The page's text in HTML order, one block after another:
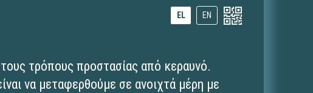
EL EN
τρόπους προστασίας από κεραυνό.
να μεταφερθούμε σε ανοιχτά μέρη με